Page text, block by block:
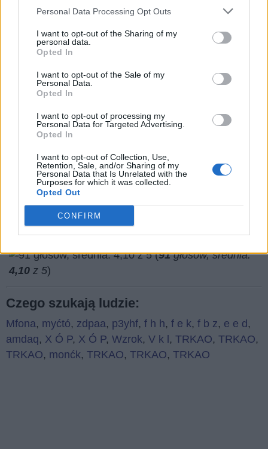
Personal Data Processing Opt Outs
I want to opt-out of the Sharing of my
personal data.
Opted In
I want to opt-out of the Sale of my
Personal Data.
Opted In
I want to opt-out of processing my
Personal Data for Targeted Advertising.
Opted In
I want to opt-out of Collection, Use,
Retention, Sale, and/or Sharing of my
Personal Data that Is Unrelated with the
Purposes for which it was collected.
Opted Out
CONFIRM
Co sądzisz o naszej stronie?
(91głosów, średnia:
4,10 z 5)
Czego szukają ludzie:
Mfona, myćtó, zdpaa, p3yhf, f h h, f e k, f b z, e e d ,
amdaq, X Ó P, X Ó P, Wzrok, V k l , TRKAO, TRKAO,
TRKAO, monćk, TRKAO, TRKAO, TRKAO